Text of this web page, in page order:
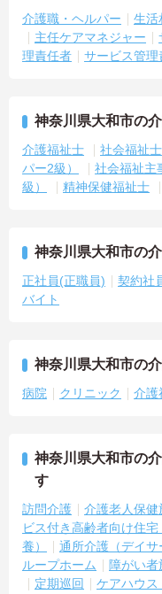
介護職・ヘルパー 生活
主任ケアマネジャー
理責任者
サービス管理
神奈川県大和市の
介護福祉士 社会福祉士
パー2級）
社会福祉主
級）
精神保健福祉士
神奈川県大和市の
正社員(正職員) 契約社
バイト
神奈川県大和市の
病院 クリニック 介護
神奈川県大和市の
す
訪問介護 介護老人保健
ビス付き高齢者向け住宅
養）
通所介護（デイサ
ループホーム
障がい者
定期巡回
ケアハウス